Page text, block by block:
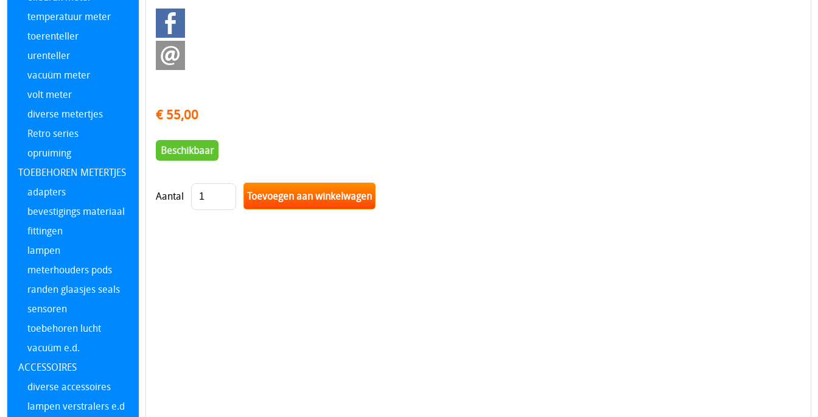
temperatuur meter
toerenteller
urenteller
vacuüm meter
volt meter
diverse metertjes
Retro series
opruiming
TOEBEHOREN METERTJES
adapters
bevestigings materiaal
fittingen
lampen
meterhouders pods
randen glaasjes seals
sensoren
toebehoren lucht
vacuüm e.d.
ACCESSOIRES
diverse accessoires
lampen verstralers e.d
€ 55,00
Beschikbaar
Aantal